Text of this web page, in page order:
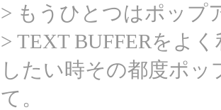
> もうひとつはポップ
> TEXT BUFFERをよ
したい時その都度ポ
て。